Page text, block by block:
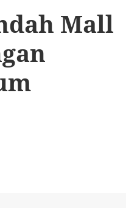
Mall
Mall (PIM)